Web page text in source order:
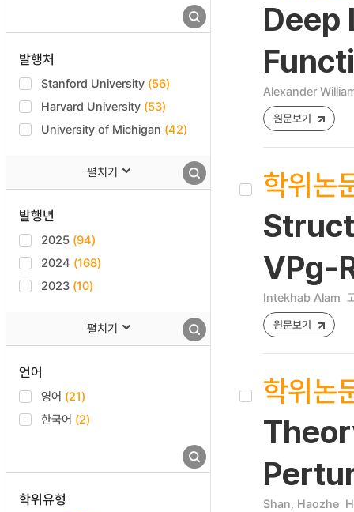
발행처
Stanford University (56)
Harvard University (53)
University of Michigan (42)
펼치기
발행년
2025 (94)
2024 (168)
2023 (10)
펼치기
언어
영어 (21)
한국어 (2)
학위유형
Deep
Alexander
원문보기
학위논
VPg-
Intekhab Alam
원문보기
학위논
Shan, Haozhe